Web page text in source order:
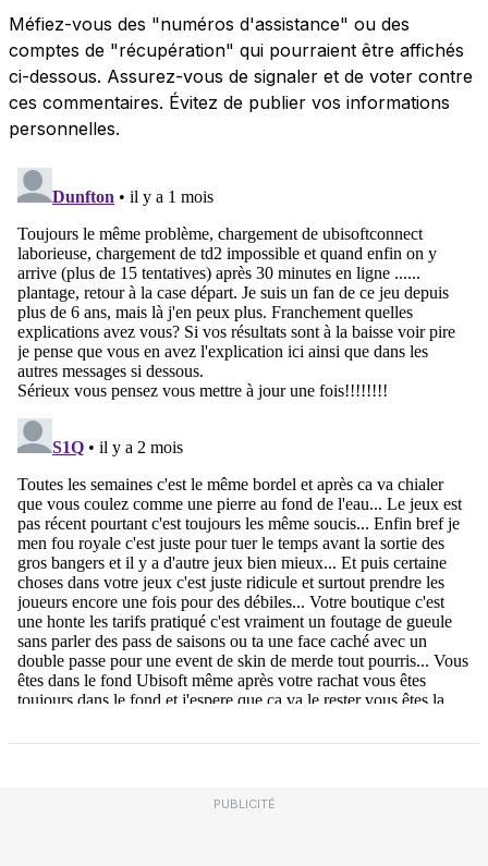
Méfiez-vous des "numéros d'assistance" ou des
comptes de "récupération" qui pourraient être affichés
ci-dessous. Assurez-vous de signaler et de voter contre
ces commentaires. Évitez de publier vos informations
personnelles.
PUBLICITÉ